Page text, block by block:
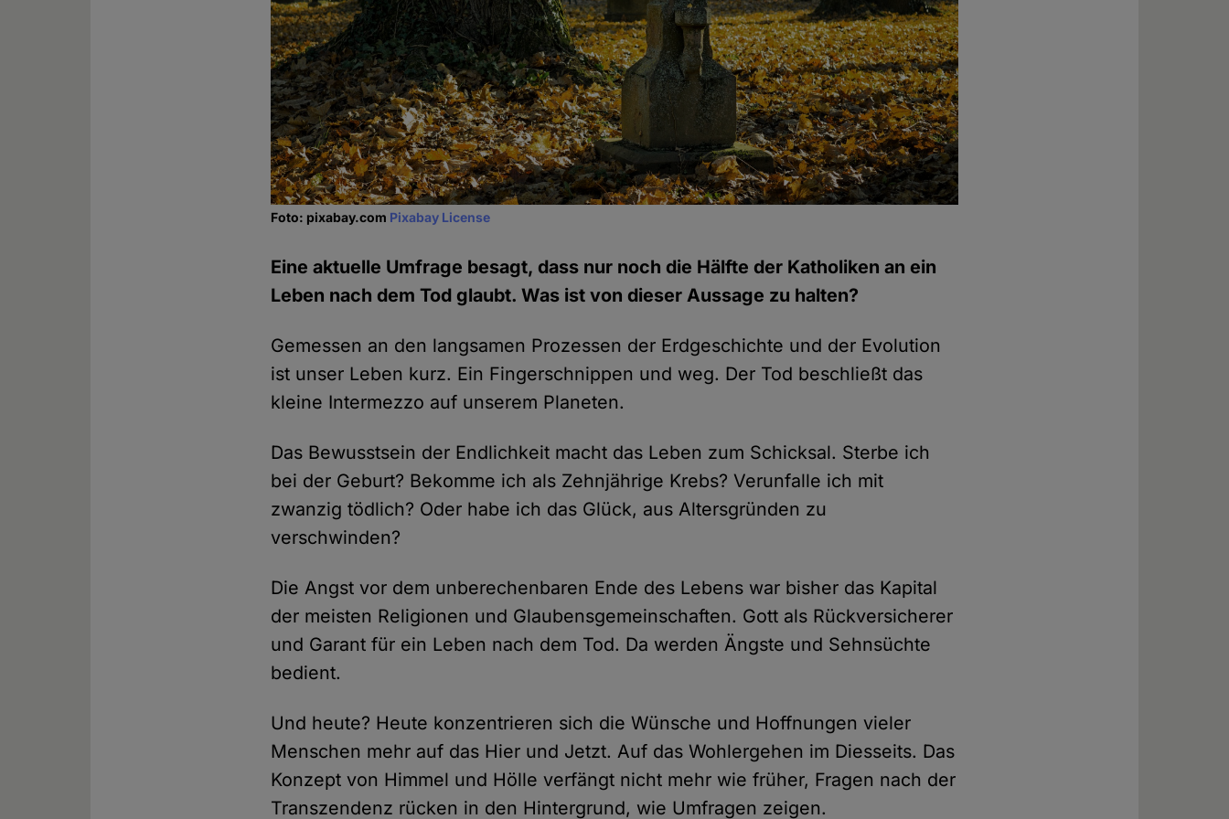
Foto: pixabay.com Pixabay License
Eine aktuelle Umfrage besagt, dass nur noch die Hälfte der Katholiken an ein
Leben nach dem Tod glaubt. Was ist von dieser Aussage zu halten?
Gemessen an den langsamen Prozessen der Erdgeschichte und der Evolution
ist unser Leben kurz. Ein Fingerschnippen und weg. Der Tod beschließt das
kleine Intermezzo auf unserem Planeten.
Das Bewusstsein der Endlichkeit macht das Leben zum Schicksal. Sterbe ich
bei der Geburt? Bekomme ich als Zehnjährige Krebs? Verunfalle ich mit
zwanzig tödlich? Oder habe ich das Glück, aus Altersgründen zu
verschwinden?
Die Angst vor dem unberechenbaren Ende des Lebens war bisher das Kapital
der meisten Religionen und Glaubensgemeinschaften. Gott als Rückversicherer
und Garant für ein Leben nach dem Tod. Da werden Ängste und Sehnsüchte
bedient.
Und heute? Heute konzentrieren sich die Wünsche und Hoffnungen vieler
Menschen mehr auf das Hier und Jetzt. Auf das Wohlergehen im Diesseits. Das
Konzept von Himmel und Hölle verfängt nicht mehr wie früher, Fragen nach der
Transzendenz rücken in den Hintergrund, wie Umfragen zeigen.